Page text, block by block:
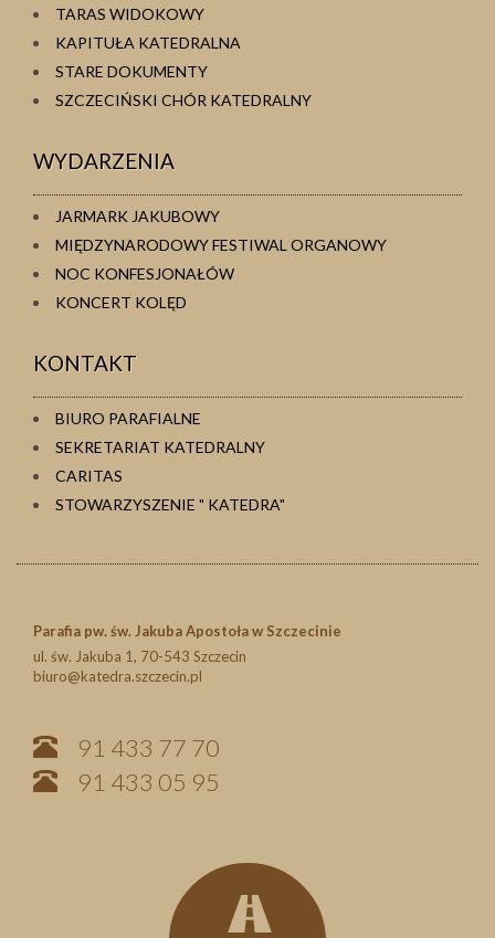
TARAS WIDOKOWY
KAPITUŁA KATEDRALNA
STARE DOKUMENTY
SZCZECIŃSKI CHÓR KATEDRALNY
WYDARZENIA
JARMARK JAKUBOWY
MIĘDZYNARODOWY FESTIWAL ORGANOWY
NOC KONFESJONAŁÓW
KONCERT KOLĘD
KONTAKT
BIURO PARAFIALNE
SEKRETARIAT KATEDRALNY
CARITAS
STOWARZYSZENIE " KATEDRA"
Parafia pw. św. Jakuba Apostoła w Szczecinie
ul. św. Jakuba 1, 70-543 Szczecin
biuro@katedra.szczecin.pl
91 433 77 70
91 433 05 95